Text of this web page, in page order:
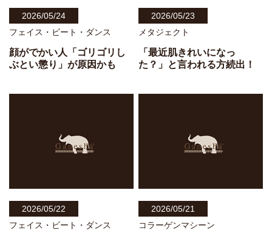
2026/05/24
フェイス・ビート・ダンス
顔がでかい人「ゴリゴリし
ぶとい懲り」が原因かも
2026/05/23
メタジェクト
「最近肌きれいになっ
た？」と言われる方続出！
2026/05/22
フェイス・ビート・ダンス
2026/05/21
コラーゲンマシーン